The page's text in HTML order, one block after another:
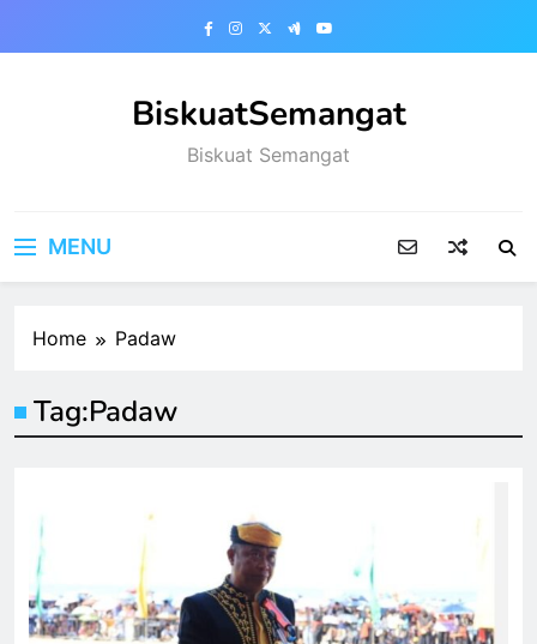
BiskuatSemangat
Biskuat Semangat
MENU
Home Padaw
Tag:Padaw